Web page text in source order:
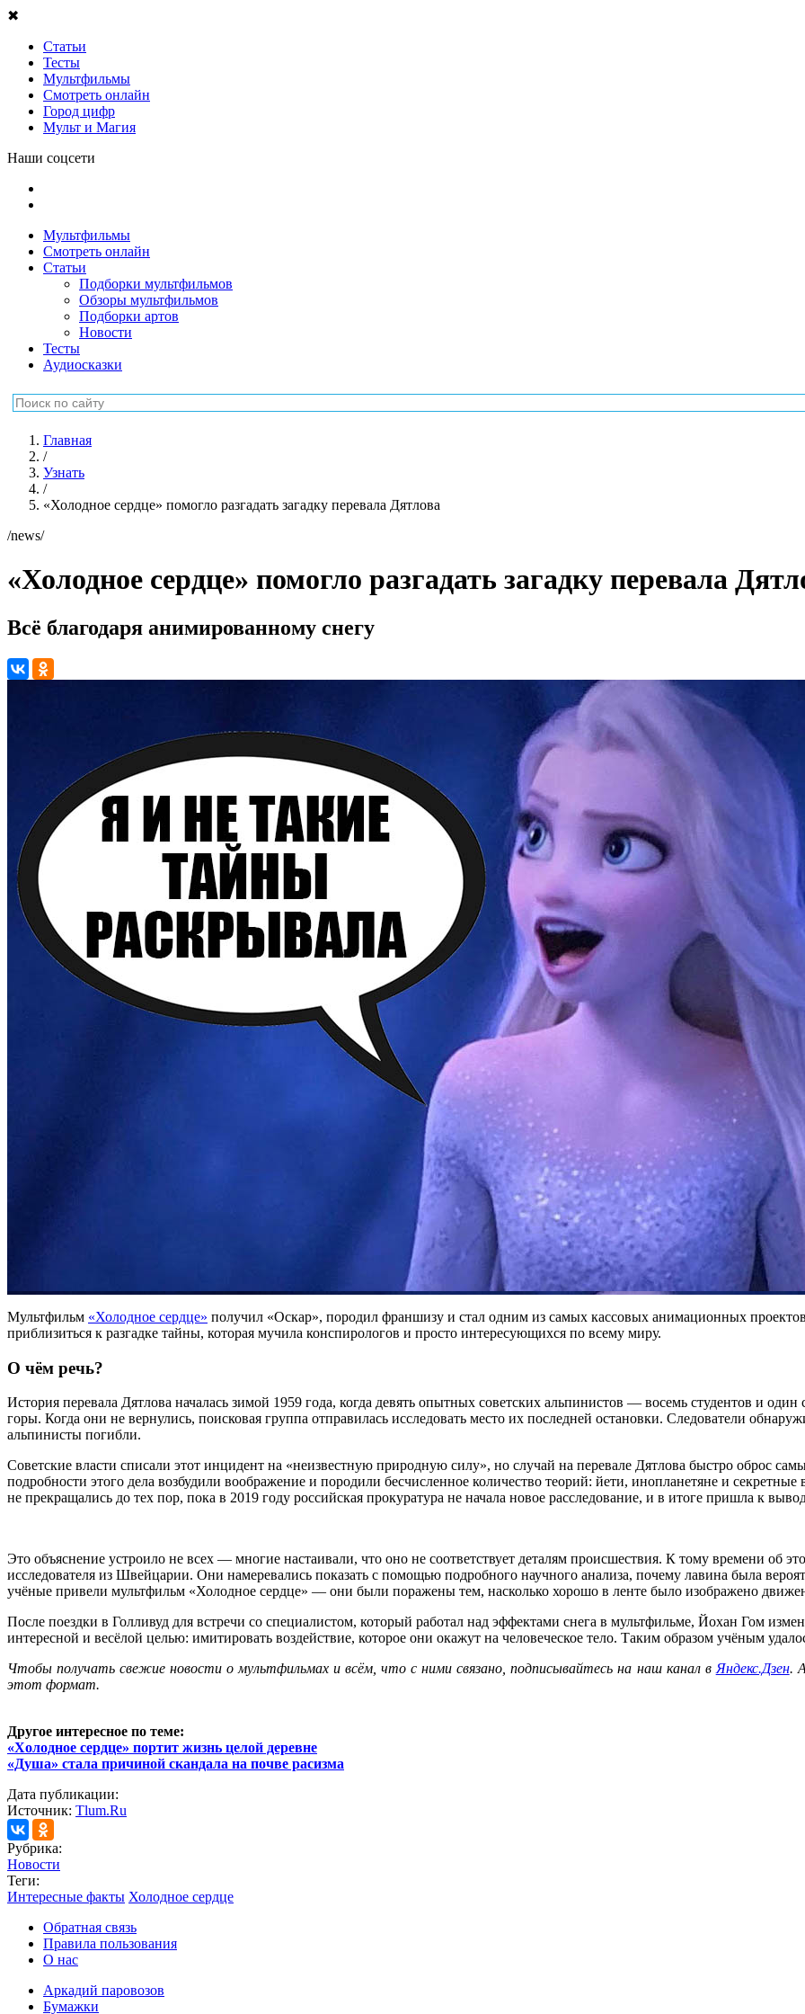
✖
Статьи
Тесты
Мультфильмы
Смотреть онлайн
Город цифр
Мульт и Магия
Наши соцсети
Мультфильмы
Смотреть онлайн
Статьи
Подборки мультфильмов
Обзоры мультфильмов
Подборки артов
Новости
Тесты
Аудиосказки
Главная
/
Узнать
/
«Холодное сердце» помогло разгадать загадку перевала Дятлова
/news/
«Холодное сердце» помогло разгадать загадку перевала
Всё благодаря анимированному снегу
Мультфильм «Холодное сердце» получил «Оскар», породил франшизу и стал одним из самых кассовых анимационных
приблизиться к разгадке тайны, которая мучила конспирологов и просто интересующихся по всему миру.
О чём речь?
История перевала Дятлова началась зимой 1959 года, когда девять опытных советских альпинистов — восемь студентов и
горы. Когда они не вернулись, поисковая группа отправилась исследовать место их последней остановки. Следователи
альпинисты погибли.
Советские власти списали этот инцидент на «неизвестную природную силу», но случай на перевале Дятлова быстро оброс
подробности этого дела возбудили воображение и породили бесчисленное количество теорий: йети, инопланетяне и
не прекращались до тех пор, пока в 2019 году российская прокуратура не начала новое расследование, и в итоге пришла к
Это объяснение устроило не всех — многие настаивали, что оно не соответствует деталям происшествия. К тому времени об
исследователя из Швейцарии. Они намеревались показать с помощью подробного научного анализа, почему лавина была
учёные привели мультфильм «Холодное сердце» — они были поражены тем, насколько хорошо в ленте было изображено
После поездки в Голливуд для встречи со специалистом, который работал над эффектами снега в мультфильме, Йохан Гом
интересной и весёлой целью: имитировать воздействие, которое они окажут на человеческое тело. Таким образом учёным
Чтобы получать свежие новости о мультфильмах и всём, что с ними связано, подписывайтесь на наш канал в Яндекс.Дзен.
этот формат.
Другое интересное по теме:
«Холодное сердце» портит жизнь целой деревне
«Душа» стала причиной скандала на почве расизма
Дата публикации:
Источник: Tlum.Ru
Рубрика:
Новости
Теги:
Интересные факты Холодное сердце
Обратная связь
Правила пользования
О нас
Аркадий паровозов
Бумажки